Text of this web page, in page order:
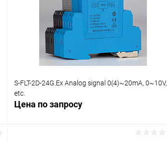
Купить в 1 клик Сравнение
В избранное Под заказ
S-FLT-2D-24G.Ex Analog signal 0(4)~20mA, 0~10V,
etc.
Цена по запросу